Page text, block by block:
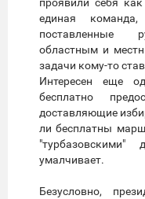
проявили себя
единая
поставленные
областным и
задачи кому-то
Интересен еще
бесплатно
доставляющие
ли бесплатны
умалчивает.
Безусловно,